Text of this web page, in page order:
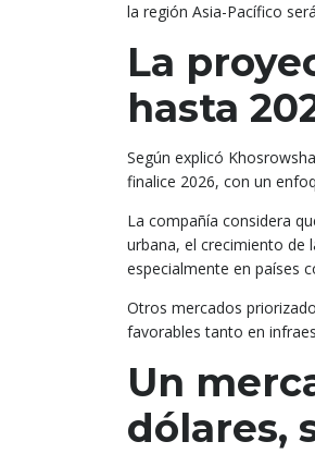
la región Asia-Pacífico
La
hasta
Según explicó
finalice 2026, con un
La compañía considera
urbana, el crecimiento de
especialmente en países
Otros mercados
favorables tanto en
Un
dólares,